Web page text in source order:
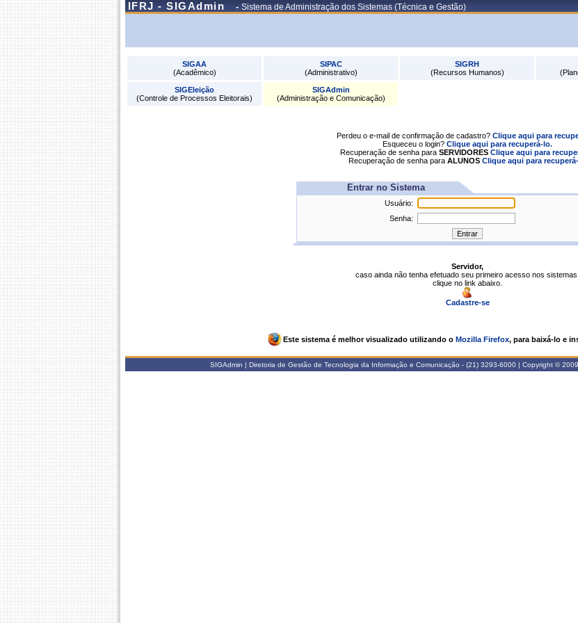
IFRJ - SIGAdmin - Sistema de Administração dos Sistemas (Técnica e Gestão)
SIGAA
(Acadêmico)
SIPAC
(Administrativo)
SIGRH
(Recursos Humanos)
SIGEleição
(Controle de Processos Eleitorais)
SIGAdmin
(Administração e Comunicação)
Perdeu o e-mail de confirmação de cadastro? Clique aqui para
Esqueceu o login? Clique aqui para recuperá-lo.
Recuperação de senha para SERVIDORES Clique aqui para
Recuperação de senha para ALUNOS Clique aqui para
Entrar no Sistema
Usuário:
Senha:
Servidor,
caso ainda não tenha efetuado seu primeiro acesso nos sistemas,
clique no link abaixo.
Cadastre-se
Este sistema é melhor visualizado utilizando o Mozilla Firefox, para baixá-lo e
SIGAdmin | Diretoria de Gestão de Tecnologia da Informação e Comunicação - (21) 3293-6000 | Copyright ©